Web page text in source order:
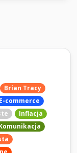
Brian Tracy
E-commerce
Inflacja